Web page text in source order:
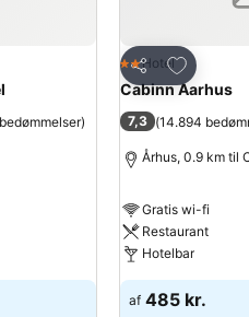
)
Del
Føj til
2 Stjerner
Hotel
Cabinn Aarhus
7,3 (14.894
Århus, 0.9 km til
Gratis wi-fi
Restaurant
Hotelbar
af 485 kr.